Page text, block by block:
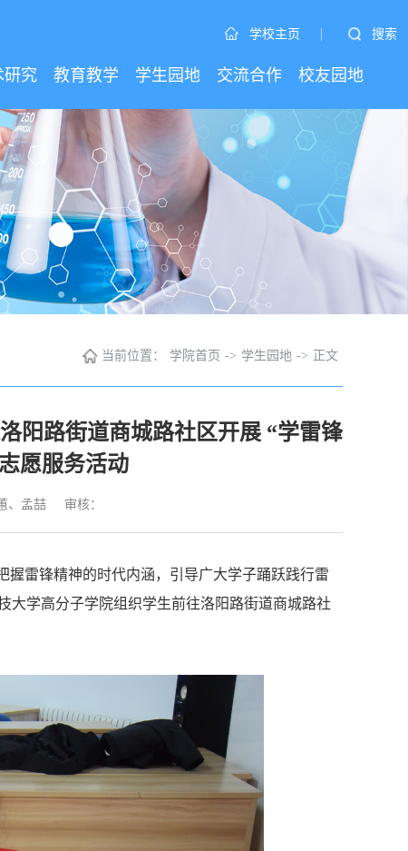
学校主页 | 搜索
研究 教育教学 学生园地 交流合作 校友园地
当前位置： 学院首页 -> 学生园地 -> 正文
阳路街道商城路社区开展 “学雷锋
愿服务活动
、孟喆 审核：
雷锋精神的时代内涵，引导广大学子踊跃践行雷
大学高分子学院组织学生前往洛阳路街道商城路社